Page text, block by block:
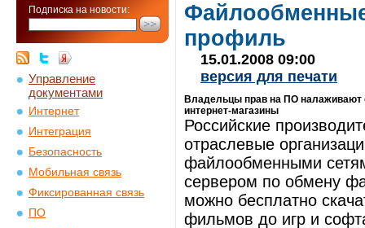
Подписка на новости:
Управление
документами
Интернет
Интеграция
Безопасность
Мобильная связь
Фиксированная связь
ПО
профиль
15.01.2008 09:00
версия для печати
Владельцы прав на ПО налаживают
интернет-магазины
Российские
отраслевые
файлообменными
сервером по обмену
можно бесплатно
фильмов до игр и